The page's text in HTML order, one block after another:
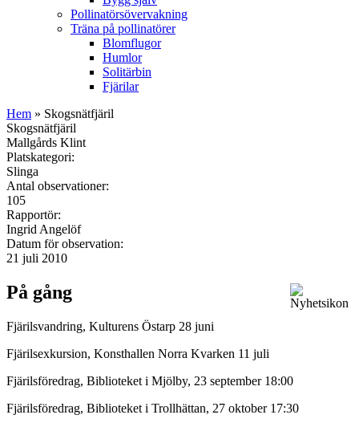
Pollinatörsövervakning
Träna på pollinatörer
Blomflugor
Humlor
Solitärbin
Fjärilar
Hem » Skogsnätfjäril
Skogsnätfjäril
Mallgårds Klint
Platskategori:
Slinga
Antal observationer:
105
Rapportör:
Ingrid Angelöf
Datum för observation:
21 juli 2010
På gång
Fjärilsvandring, Kulturens Östarp 28 juni
Fjärilsexkursion, Konsthallen Norra Kvarken 11 juli
Fjärilsföredrag, Biblioteket i Mjölby, 23 september 18:00
Fjärilsföredrag, Biblioteket i Trollhättan, 27 oktober 17:30